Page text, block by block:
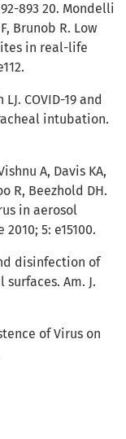
893 20. Mondelli
Brunob R. Low
in real-life
COVID-19 and
intubation.
A, Davis KA,
R, Beezhold DH.
in aerosol
5: e15100.
disinfection of
Am. J.
of Virus on